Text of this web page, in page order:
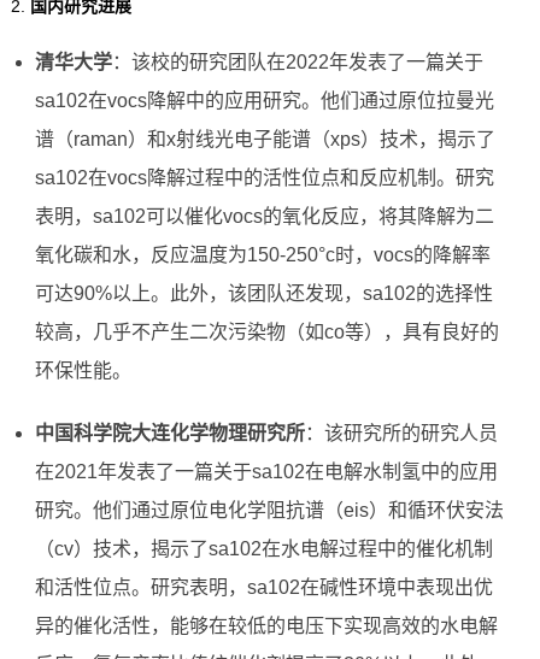
2. 国内研究进展
清华大学：该校的研究团队在2022年发表了一篇关于
sa102在vocs降解中的应用研究。他们通过原位拉曼光
谱（raman）和x射线光电子能谱（xps）技术，揭示了
sa102在vocs降解过程中的活性位点和反应机制。研究
表明，sa102可以催化vocs的氧化反应，将其降解为二
氧化碳和水，反应温度为150-250°c时，vocs的降解率
可达90%以上。此外，该团队还发现，sa102的选择性
较高，几乎不产生二次污染物（如co等），具有良好的
环保性能。
中国科学院大连化学物理研究所：该研究所的研究人员
在2021年发表了一篇关于sa102在电解水制氢中的应用
研究。他们通过原位电化学阻抗谱（eis）和循环伏安法
（cv）技术，揭示了sa102在水电解过程中的催化机制
和活性位点。研究表明，sa102在碱性环境中表现出优
异的催化活性，能够在较低的电压下实现高效的水电解